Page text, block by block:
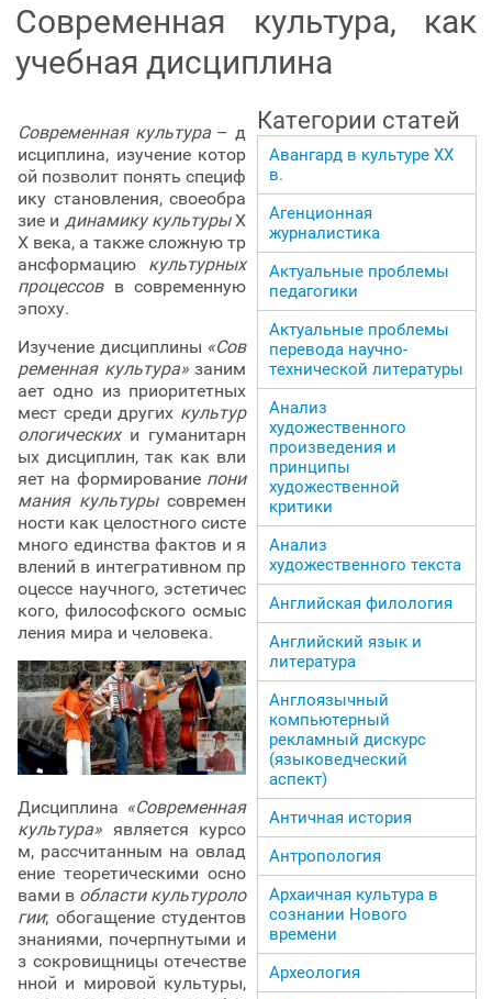
Современная культура, как
учебная дисциплина
Современная культура– д
исциплина, изучение котор
ой позволит понять специф
ику становления, своеобра
зие и динамику культурыХ
Х века, а также сложную тр
ансформацию культурных
процессовв современную
эпоху.
Изучение дисциплины «Сов
ременная культура»заним
ает одно из приоритетных
мест среди других культур
ологическихи гуманитарн
ых дисциплин, так как вли
яет на формирование пони
мания культурысовремен
ности как целостного систе
много единства фактов и я
влений в интегративном пр
оцессе научного, эстетичес
кого, философского осмыс
ления мира и человека.
Дисциплина «Современная
культура» является курсо
м, рассчитанным на овлад
ение теоретическими осно
вами в области культуроло
гии; обогащение студентов
знаниями, почерпнутыми и
з сокровищницы отечестве
нной и мировой культуры,
Категории статей
Авангард в культуре ХХ
в.
Агенционная
журналистика
Актуальные проблемы
педагогики
Актуальные проблемы
перевода научно-
технической литературы
Анализ
художественного
произведения и
принципы
художественной
критики
Анализ
художественного текста
Английская филология
Английский язык и
литература
Англоязычный
компьютерный
рекламный дискурс
(языковедческий
аспект)
Античная история
Антропология
Архаичная культура в
сознании Нового
времени
Археология